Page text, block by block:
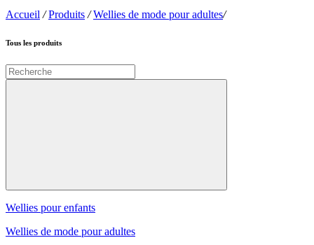
Accueil /Produits / Wellies de mode pour adultes/
Tous les produits
Wellies pour enfants
Wellies de mode pour adultes